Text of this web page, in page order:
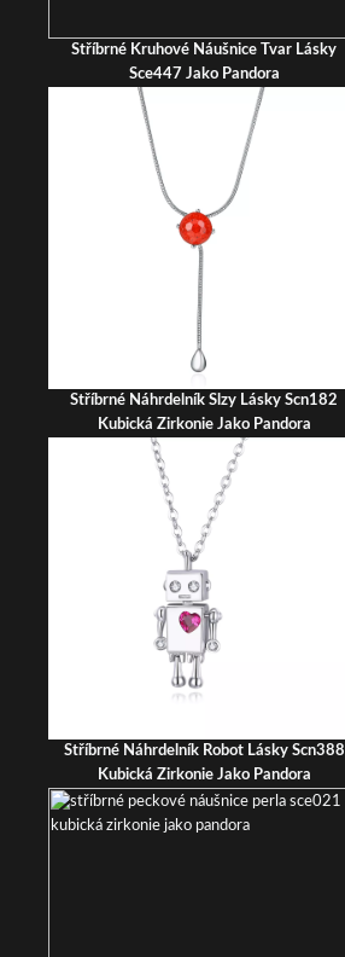
Stříbrné Kruhové Náušnice Tvar Lásky
Sce447 Jako Pandora
Stříbrné Náhrdelník Slzy Lásky Scn182
Kubická Zirkonie Jako Pandora
Stříbrné Náhrdelník Robot Lásky Scn388
Kubická Zirkonie Jako Pandora